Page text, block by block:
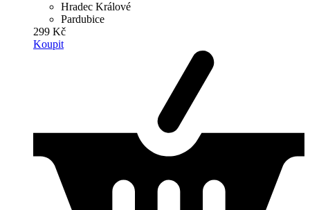
Hradec Králové
Pardubice
299 Kč
Koupit